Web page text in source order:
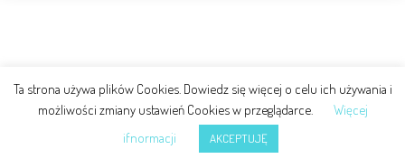
Ta strona używa plików Cookies. Dowiedz się więcej o celu ich używania i
możliwości zmiany ustawień Cookies w przeglądarce.
Więcej
ifnormacji
AKCEPTUJĘ